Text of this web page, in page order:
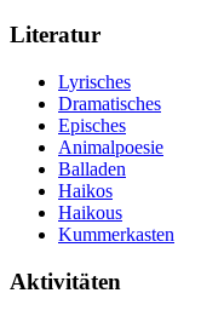
Literatur
Lyrisches
Dramatisches
Episches
Animalpoesie
Balladen
Haikos
Haikous
Kummerkasten
Aktivitäten